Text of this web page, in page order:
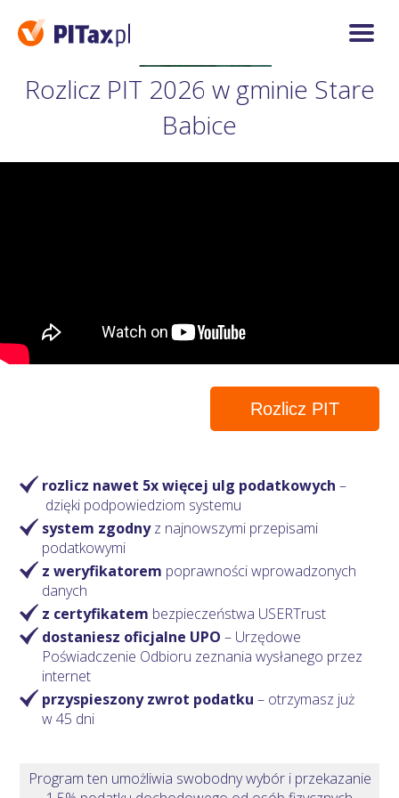
Rozlicz PIT 2026 w gminie Stare
Babice
Rozlicz PIT
rozlicz nawet 5x więcej ulg podatkowych–
dzięki podpowiedziom systemu
system zgodnyz najnowszymi przepisami
podatkowymi
z weryfikatorem poprawności wprowadzonych
danych
z certyfikatem bezpieczeństwa USERTrust
dostaniesz oficjalne UPO – Urzędowe
Poświadczenie Odbioru zeznania wysłanego przez
internet
przyspieszony zwrot podatku – otrzymasz już
w 45 dni
Program ten umożliwia swobodny wybór i przekazanie